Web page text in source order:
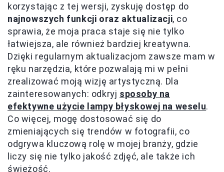
korzystając z tej wersji, zyskuję dostęp do
najnowszych funkcji oraz aktualizacji, co
sprawia, że moja praca staje się nie tylko
łatwiejsza, ale również bardziej kreatywna.
Dzięki regularnym aktualizacjom zawsze mam w
ręku narzędzia, które pozwalają mi w pełni
zrealizować moją wizję artystyczną. Dla
zainteresowanych: odkryj sposoby na
efektywne użycie lampy błyskowej na weselu.
Co więcej, mogę dostosować się do
zmieniających się trendów w fotografii, co
odgrywa kluczową rolę w mojej branży, gdzie
liczy się nie tylko jakość zdjęć, ale także ich
świeżość.